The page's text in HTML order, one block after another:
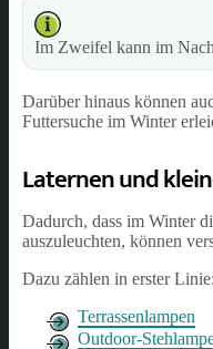
Im Zweifel kann im
Darüber hinaus können
Futtersuche im Winter
Laternen und
Dadurch, dass im Winter
auszuleuchten, können
Dazu zählen in erster Linie:
Terrassenlampen
Outdoor-